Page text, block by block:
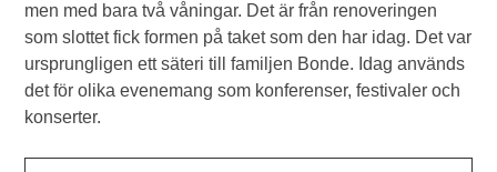
men med bara två våningar. Det är från renoveringen
som slottet fick formen på taket som den har idag. Det var
ursprungligen ett säteri till familjen Bonde. Idag används
det för olika evenemang som konferenser, festivaler och
konserter.